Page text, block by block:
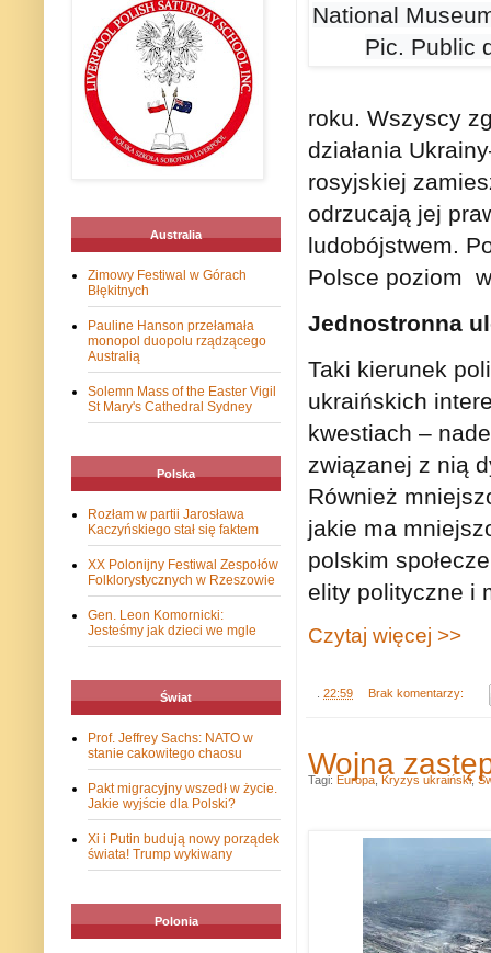
National
Pic. Public
roku. Wszyscy
działania
rosyjskiej
odrzucają jej
ludobójstwem.
Polsce poziom
Jednostronna
Taki kierunek
ukraińskich
kwestiach –
związanej z nią
Również
jakie ma
polskim
elity polityczne i
Czytaj więcej >>
22:59 Brak komentarzy:
Wojna
Tagi: Europa Kryzys ukraiński,
Australia
Zimowy Festiwal w Górach
Błękitnych
Pauline Hanson przełamała
monopol duopolu rządzącego
Australią
Solemn Mass of the Easter Vigil
St Mary's Cathedral Sydney
Polska
Rozłam w partii Jarosława
Kaczyńskiego stał się faktem
XX Polonijny Festiwal Zespołów
Folklorystycznych w Rzeszowie
Gen. Leon Komornicki:
Jesteśmy jak dzieci we mgle
Świat
Prof. Jeffrey Sachs: NATO w
stanie cakowitego chaosu
Pakt migracyjny wszedł w życie.
Jakie wyjście dla Polski?
Xi i Putin budują nowy porządek
świata! Trump wykiwany
Polonia